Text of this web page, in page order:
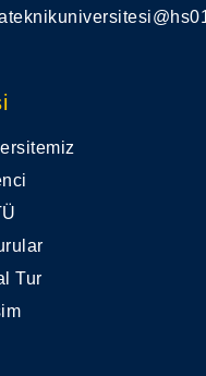
Tur